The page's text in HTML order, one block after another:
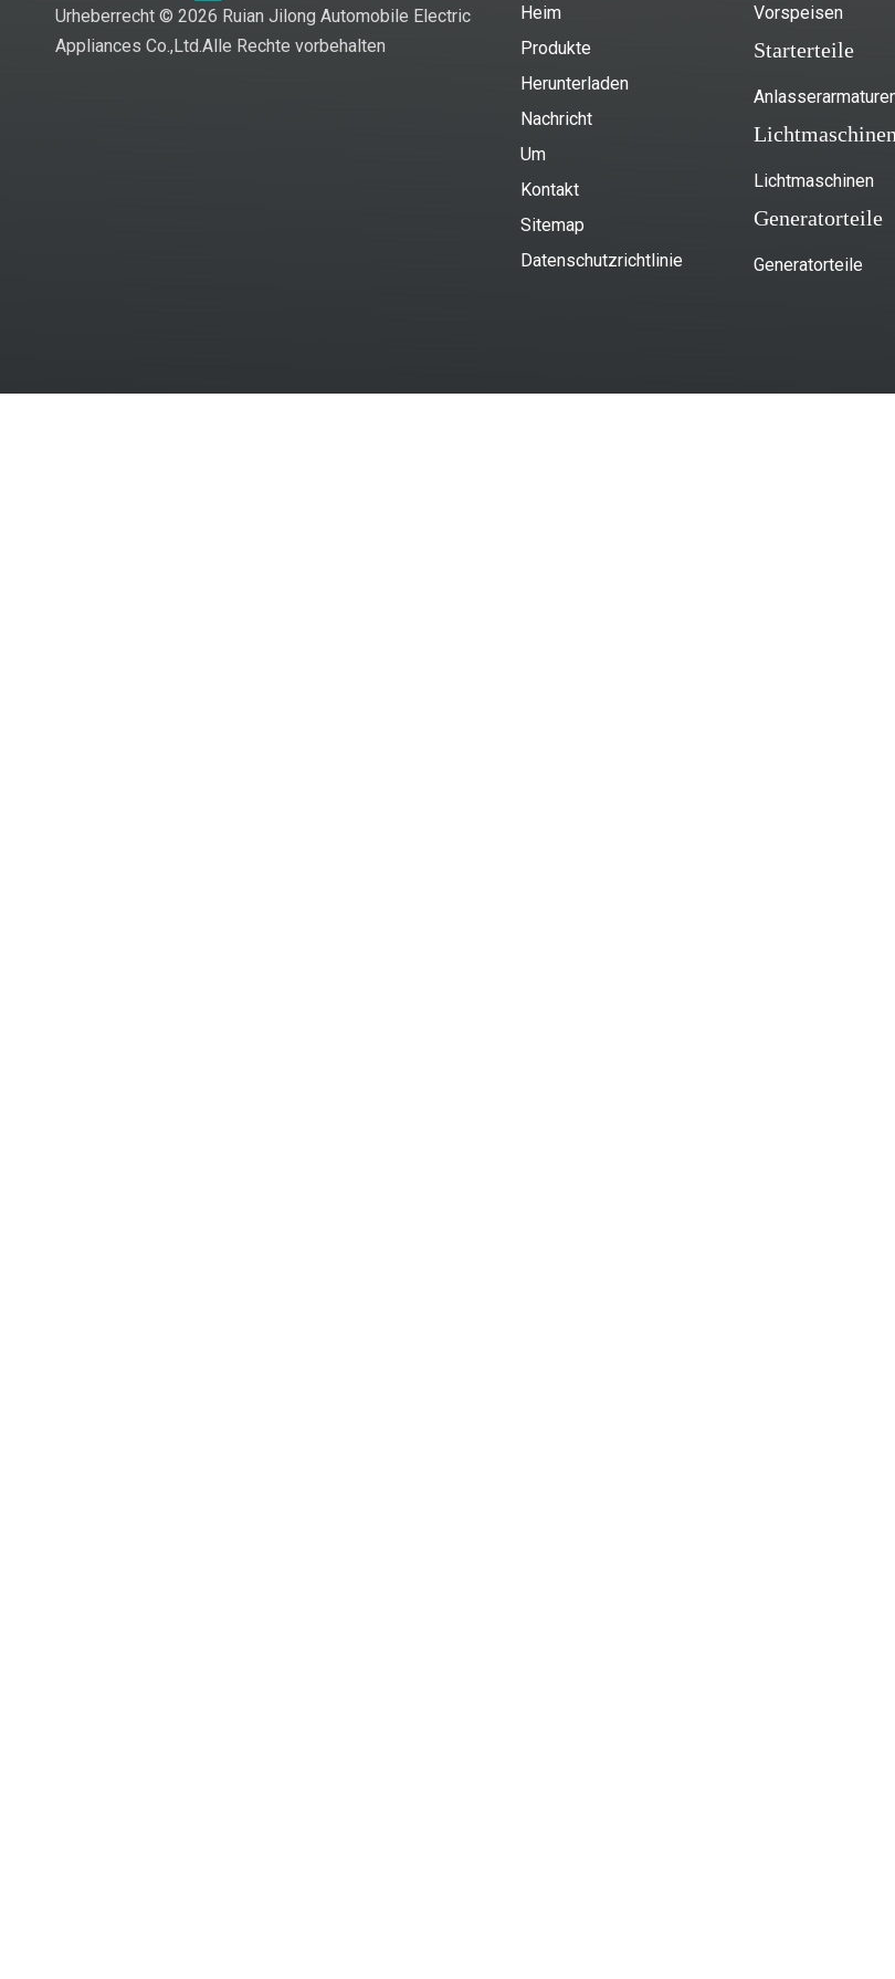
Urheberrecht © 2026 Ruian Jilong Automobile Electric
Appliances Co.,Ltd.Alle Rechte vorbehalten
Heim
Produkte
Herunterladen
Nachricht
Um
Kontakt
Sitemap
Datenschutzrichtlinie
Vorspeisen
Starterteile
Lichtmaschinen
Lichtmaschinen
Generatorteile
Generatorteile